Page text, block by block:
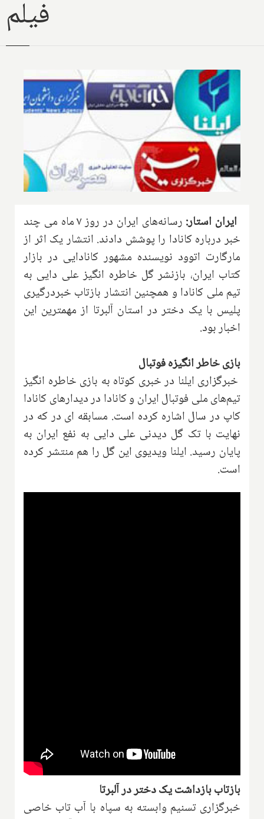
فیلم
ایران استار:
رسانه‌های ایران در روز ۷ ماه می چند
خبر درباره کانادا را پوشش دادند. انتشار یک اثر از
مارگارت اتوود نویسنده مشهور کانادایی در بازار
کتاب ایران، بازنشر گل خاطره انگیز علی دایی به
تیم ملی کانادا و همچنین انتشار بازتاب خبردرگیری
پلیس با یک دختر در استان آلبرتا از مهمترین این
اخبار بود.
بازی خاطر انگیزه فوتبال
خبرگزاری ایلنا در خبری کوتاه به بازی خاطره انگیز
تیم‌های ملی فوتبال ایران و کانادا در دیدارهای کانادا
کاپ در سال اشاره کرده است. مسابقه ای در که در
نهایت با تک گل دیدنی علی دایی به نفع ایران به
پایان رسید. ایلنا ویدیوی این گل را هم منتشر کرده
است.
بازتاب بازداشت یک دختر در آلبرتا
خبرگزاری تسنیم وابسته به سپاه با آب تاب خاصی